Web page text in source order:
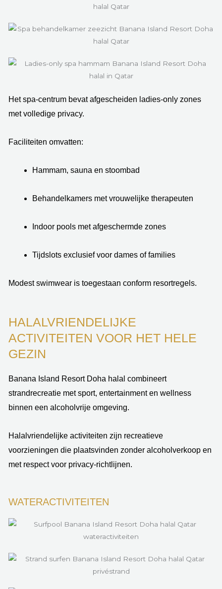
Het spa-centrum bevat afgescheiden ladies-only zones
met volledige privacy.
Faciliteiten omvatten:
Hammam, sauna en stoombad
Behandelkamers met vrouwelijke therapeuten
Indoor pools met afgeschermde zones
Tijdslots exclusief voor dames of families
Modest swimwear is toegestaan conform resortregels.
HALALVRIENDELIJKE
ACTIVITEITEN VOOR HET HELE
GEZIN
Banana Island Resort Doha halal combineert
strandrecreatie met sport, entertainment en wellness
binnen een alcoholvrije omgeving.
Halalvriendelijke activiteiten zijn recreatieve
voorzieningen die plaatsvinden zonder alcoholverkoop en
met respect voor privacy-richtlijnen.
WATERACTIVITEITEN